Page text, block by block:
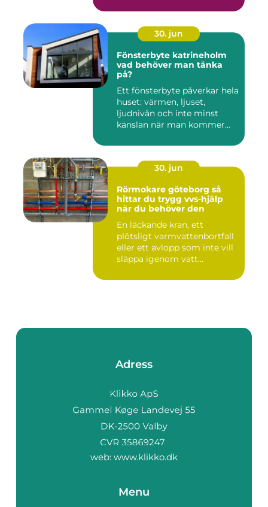
30. jun
Fönsterbyte katrineholm
vad behöver man tänka
på?
Ett fönsterbyte påverkar hela
huset: värmen, ljuset,
ljudnivån och inte minst
känslan när man kommer...
30. jun
Rörmokare göteborg så
hittar du trygg vvs-hjälp
när du behöver den
En läckande kran, ett
plötsligt varmvattenbortfall
eller ett avlopp som inte vill
släppa igenom vatt...
Adress
web: www.klikko.dk
Menu